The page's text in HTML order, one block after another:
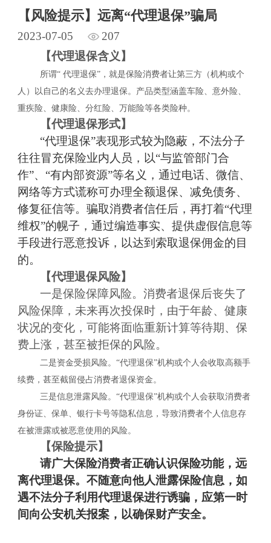
【风险提示】远离“代理退保”骗局
2023-07-05
207
【代理退保含义】
所谓“ 代理退保”，就是保险消费者让第三方（机构或个
人）以自己的名义去办理退保。产品类型涵盖车险、意外险、
重疾险、健康险、分红险、万能险等各类险种。
【代理退保形式】
“代理退保”表现形式较为隐蔽，不法分子
往往冒充保险业内人员，以“与监管部门合
作”、“有内部资源”等名义，通过电话、微信、
网络等方式谎称可办理全额退保、减免债务、
修复征信等。骗取消费者信任后，再打着“代理
维权”的幌子，通过编造事实、提供虚假信息等
手段进行恶意投诉，以达到索取退保佣金的目
的。
【代理退保风险】
一是保险保障风险。消费者退保后丧失了
风险保障，未来再次投保时，由于年龄、健康
状况的变化，可能将面临重新计算等待期、保
费上涨，甚至被拒保的风险。
二是资金受损风险。 “代理退保”机构或个人会收取高额手
续费，甚至截留侵占消费者退保资金。
三是信息泄露风险。 “代理退保”机构或个人会获取消费者
身份证、保单、银行卡号等隐私信息，导致消费者个人信息存
在被泄露或被恶意使用的风险。
【保险提示】
请广大保险消费者正确认识保险功能，远
离代理退保。不随意向他人泄露保险信息，如
遇不法分子利用代理退保进行诱骗，应第一时
间向公安机关报案，以确保财产安全。